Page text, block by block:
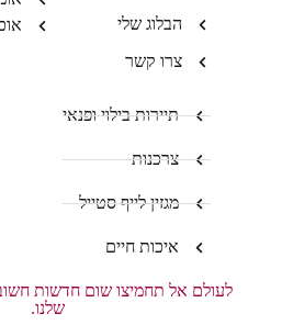
הבלוג שלי
צרו קשר
תיירות בילוי ופנאי
צרכנות
מגזין לייף סטייל
איכות חיים
לעולם אל תחמיצו שום חדשות
שלנו.